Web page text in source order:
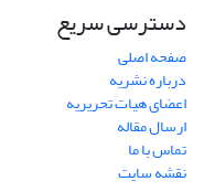
دسترسی سریع
صفحه اصلی
درباره نشریه
اعضای هیات تحریریه
ارسال مقاله
تماس با ما
نقشه سایت